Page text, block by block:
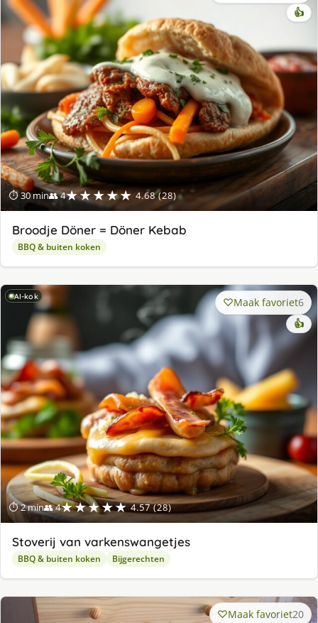
⏱ 30 min👥 4★★★★★ 4.68 (28)
👍
Broodje Döner = Döner Kebab
BBQ & buiten koken
AI-kok
⏱ 2 min👥 4★★★★★ 4.57 (28)
Maak favoriet6
👍
Stoverij van varkenswangetjes
BBQ & buiten koken Bijgerechten
Maak favoriet20